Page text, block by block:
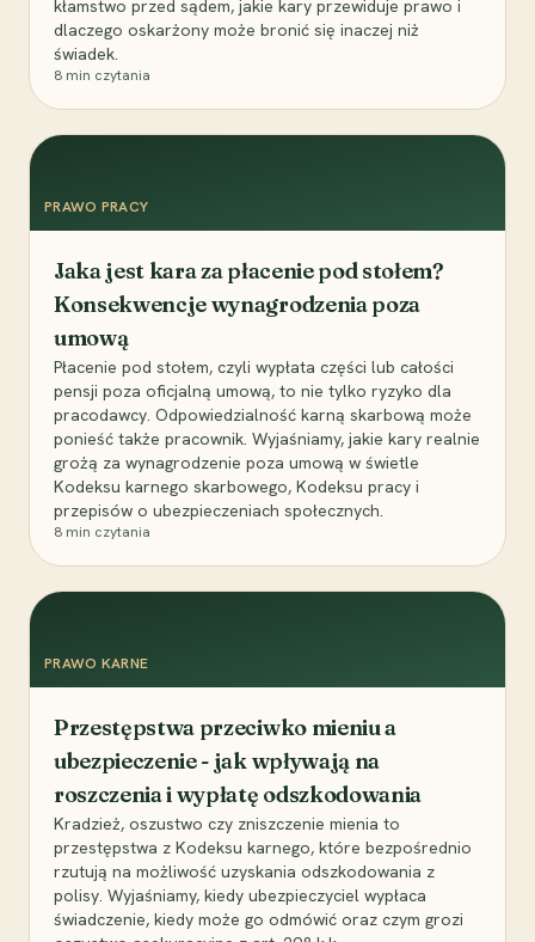
kłamstwo przed sądem, jakie kary przewiduje prawo i
dlaczego oskarżony może bronić się inaczej niż
świadek.
8 min czytania
PRAWO PRACY
Jaka jest kara za płacenie pod stołem?
Konsekwencje wynagrodzenia poza
umową
Płacenie pod stołem, czyli wypłata części lub całości
pensji poza oficjalną umową, to nie tylko ryzyko dla
pracodawcy. Odpowiedzialność karną skarbową może
ponieść także pracownik. Wyjaśniamy, jakie kary realnie
grożą za wynagrodzenie poza umową w świetle
Kodeksu karnego skarbowego, Kodeksu pracy i
przepisów o ubezpieczeniach społecznych.
8 min czytania
PRAWO KARNE
Przestępstwa przeciwko mieniu a
ubezpieczenie - jak wpływają na
roszczenia i wypłatę odszkodowania
Kradzież, oszustwo czy zniszczenie mienia to
przestępstwa z Kodeksu karnego, które bezpośrednio
rzutują na możliwość uzyskania odszkodowania z
polisy. Wyjaśniamy, kiedy ubezpieczyciel wypłaca
świadczenie, kiedy może go odmówić oraz czym grozi